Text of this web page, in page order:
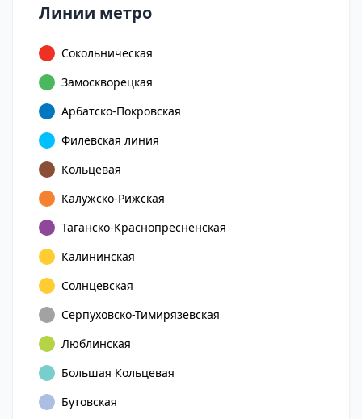
Линии метро
Сокольническая
Замоскворецкая
Арбатско-Покровская
Филёвская линия
Кольцевая
Калужско-Рижская
Таганско-Краснопресненская
Калининская
Солнцевская
Серпуховско-Тимирязевская
Люблинская
Большая Кольцевая
Бутовская